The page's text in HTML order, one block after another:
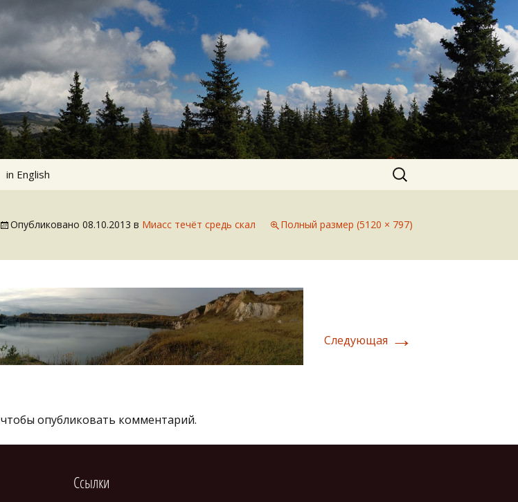
in English Найти:
Опубликовано 08.10.2013 в Миасс течёт средь скал Полный размер (5120 × 797)
Следующая →
чтобы опубликовать комментарий.
Ссылки